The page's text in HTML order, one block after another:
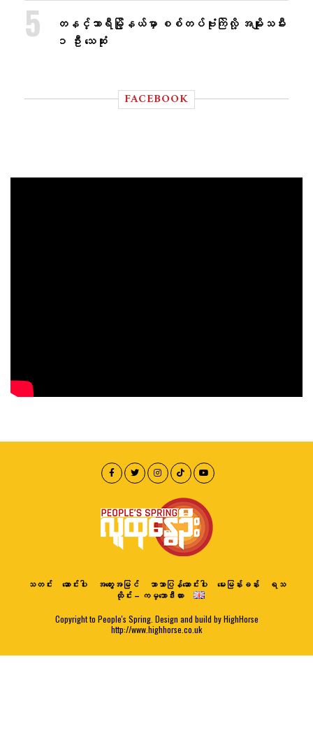
တနင်္သာရီမြို့နယ်မှာ စစ်တပ်ဗုံးကြဲလို့ အမျိုးသမီး
၁ ဦး သေဆုံး
FACEBOOK
သတင်း ဆောင်းပါး အတွေးအမြင် ဘာသာပြန်ဆောင်းပါး မေးမြန်းခန်း
ရသ
ထိုင်း – ကမ္ဘောဒီးယား
Copyright to People's Spring. Design and build by HighHorse
http://www.highhorse.co.uk